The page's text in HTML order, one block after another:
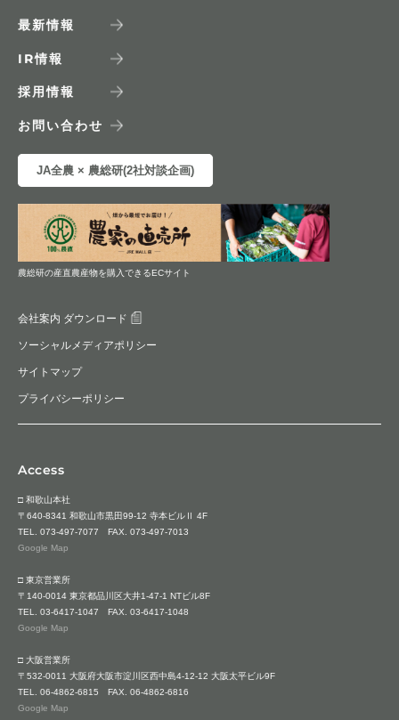
最新情報
IR情報
採用情報
お問い合わせ
JA全農 × 農総研(2社対談企画)
農総研の産直農産物を購入できるECサイト
会社案内 ダウンロード
ソーシャルメディアポリシー
サイトマップ
プライバシーポリシー
Access
□ 和歌山本社
〒640-8341 和歌山市黒田99-12 寺本ビルⅡ 4F
TEL. 073-497-7077 FAX. 073-497-7013
Google Map
□ 東京営業所
〒140-0014 東京都品川区大井1-47-1 NTビル8F
TEL. 03-6417-1047 FAX. 03-6417-1048
Google Map
□ 大阪営業所
〒532-0011 大阪府大阪市淀川区西中島4-12-12 大阪太平ビル9F
TEL. 06-4862-6815 FAX. 06-4862-6816
Google Map